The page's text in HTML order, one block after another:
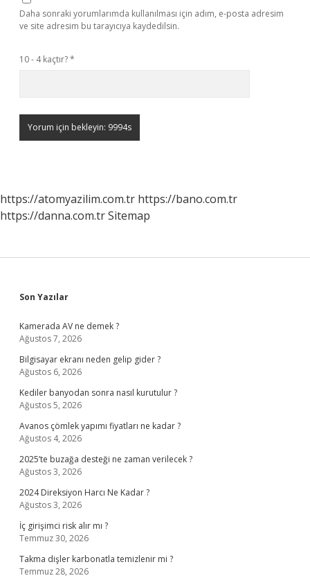
Daha sonraki yorumlarımda kullanılması için adım, e-posta adresim
ve site adresim bu tarayıcıya kaydedilsin.
10 - 4 kaçtır?*
https://atomyazilim.com.tr https://bano.com.tr
https://danna.com.trSitemap
Sidebar
Son Yazılar
Kamerada AV ne demek ?
Ağustos 7, 2026
Bilgisayar ekranı neden gelip gider ?
Ağustos 6, 2026
Kediler banyodan sonra nasıl kurutulur ?
Ağustos 5, 2026
Avanos çömlek yapımı fiyatları ne kadar ?
Ağustos 4, 2026
2025’te buzağa desteği ne zaman verilecek ?
Ağustos 3, 2026
2024 Direksiyon Harcı Ne Kadar ?
Ağustos 3, 2026
İç girişimci risk alır mı ?
Temmuz 30, 2026
Takma dişler karbonatla temizlenir mi ?
Temmuz 28, 2026